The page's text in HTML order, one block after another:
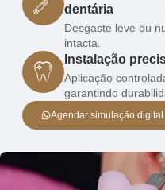
dentária
Desgaste leve ou
intacta.
Instalação
Aplicação
garantindo
Agendar simulação